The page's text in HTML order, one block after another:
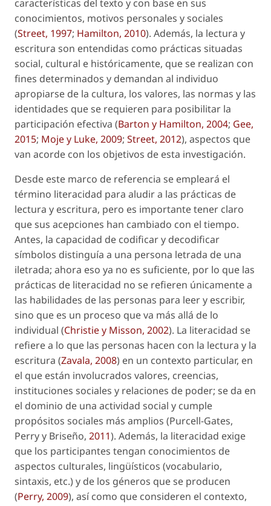
características del texto y con base en sus
conocimientos, motivos personales y sociales
(Street, 1997; Hamilton, 2010). Además, la lectura y
escritura son entendidas como prácticas situadas
social, cultural e históricamente, que se realizan con
fines determinados y demandan al individuo
apropiarse de la cultura, los valores, las normas y las
identidades que se requieren para posibilitar la
participación efectiva (Barton y Hamilton, 2004; Gee,
2015; Moje y Luke, 2009; Street, 2012), aspectos que
van acorde con los objetivos de esta investigación.
Desde este marco de referencia se empleará el
término literacidad para aludir a las prácticas de
lectura y escritura, pero es importante tener claro
que sus acepciones han cambiado con el tiempo.
Antes, la capacidad de codificar y decodificar
símbolos distinguía a una persona letrada de una
iletrada; ahora eso ya no es suficiente, por lo que las
prácticas de literacidad no se refieren únicamente a
las habilidades de las personas para leer y escribir,
sino que es un proceso que va más allá de lo
individual (Christie y Misson, 2002). La literacidad se
refiere a lo que las personas hacen con la lectura y la
escritura (Zavala, 2008) en un contexto particular, en
el que están involucrados valores, creencias,
instituciones sociales y relaciones de poder; se da en
el dominio de una actividad social y cumple
propósitos sociales más amplios (Purcell-Gates,
Perry y Briseño, 2011). Además, la literacidad exige
que los participantes tengan conocimientos de
aspectos culturales, lingüísticos (vocabulario,
sintaxis, etc.) y de los géneros que se producen
(Perry, 2009), así como que consideren el contexto,